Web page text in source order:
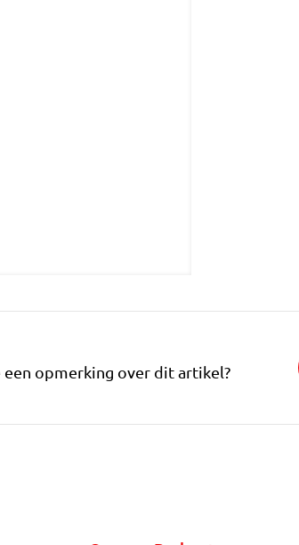
opmerking over dit artikel?